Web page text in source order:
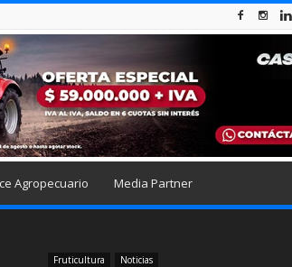
Agropecuario Media Partner
Fruticultura Noticias